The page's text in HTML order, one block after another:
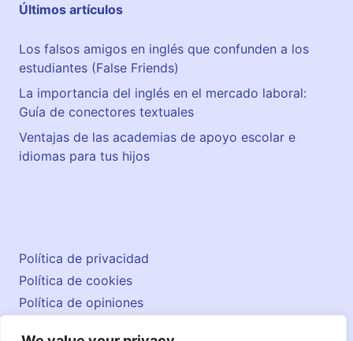
Últimos artículos
Los falsos amigos en inglés que confunden a los
estudiantes (False Friends)
La importancia del inglés en el mercado laboral:
Guía de conectores textuales
Ventajas de las academias de apoyo escolar e
idiomas para tus hijos
Política de privacidad
Política de cookies
Política de opiniones